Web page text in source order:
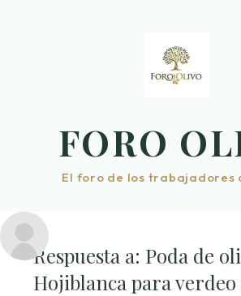
FORO
El foro de los trabajadores
Respuesta a: Poda de
Hojiblanca para